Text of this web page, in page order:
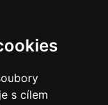
s cílem